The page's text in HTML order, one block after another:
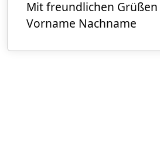
Mit freundlichen Grüßen
Vorname Nachname